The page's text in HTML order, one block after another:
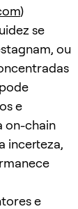
)
se
ou
e
on-chain
incerteza,
e